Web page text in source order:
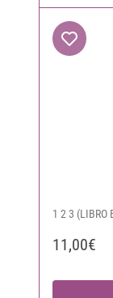
1 2 3 (LIBRO
11,00€